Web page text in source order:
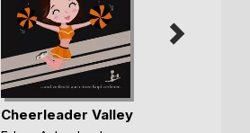
Cheerleader Valley